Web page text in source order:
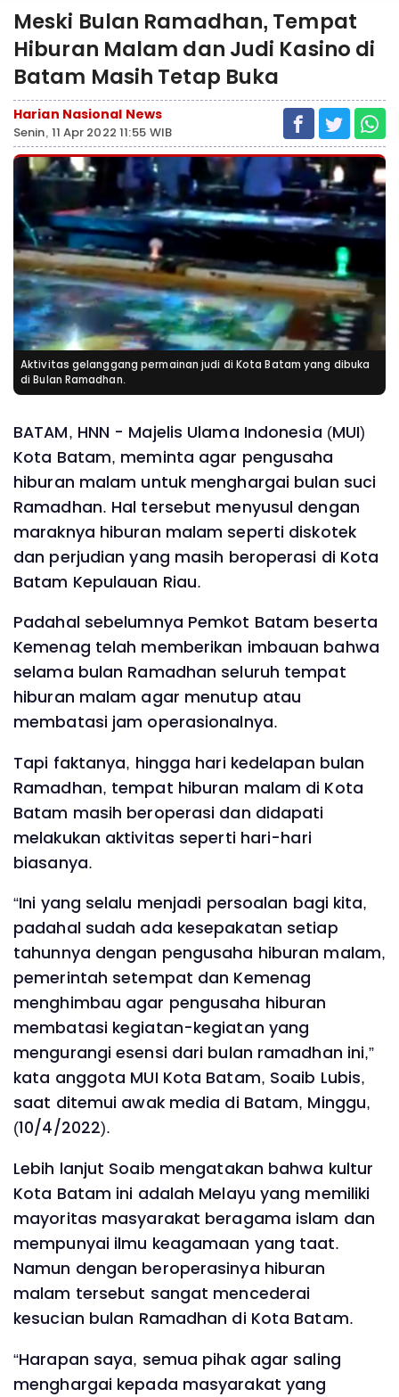
Meski Bulan Ramadhan, Tempat
Hiburan Malam dan Judi Kasino di
Batam Masih Tetap Buka
Harian Nasional News
Senin, 11 Apr 2022 11:55 WIB
Aktivitas gelanggang permainan judi di Kota Batam yang dibuka
di Bulan Ramadhan.
BATAM, HNN - Majelis Ulama Indonesia (MUI)
Kota Batam, meminta agar pengusaha
hiburan malam untuk menghargai bulan suci
Ramadhan. Hal tersebut menyusul dengan
maraknya hiburan malam seperti diskotek
dan perjudian yang masih beroperasi di Kota
Batam Kepulauan Riau.
Padahal sebelumnya Pemkot Batam beserta
Kemenag telah memberikan imbauan bahwa
selama bulan Ramadhan seluruh tempat
hiburan malam agar menutup atau
membatasi jam operasionalnya.
Tapi faktanya, hingga hari kedelapan bulan
Ramadhan, tempat hiburan malam di Kota
Batam masih beroperasi dan didapati
melakukan aktivitas seperti hari-hari
biasanya.
“Ini yang selalu menjadi persoalan bagi kita,
padahal sudah ada kesepakatan setiap
tahunnya dengan pengusaha hiburan malam,
pemerintah setempat dan Kemenag
menghimbau agar pengusaha hiburan
membatasi kegiatan-kegiatan yang
mengurangi esensi dari bulan ramadhan ini,”
kata anggota MUI Kota Batam, Soaib Lubis,
saat ditemui awak media di Batam, Minggu,
(10/4/2022).
Lebih lanjut Soaib mengatakan bahwa kultur
Kota Batam ini adalah Melayu yang memiliki
mayoritas masyarakat beragama islam dan
mempunyai ilmu keagamaan yang taat.
Namun dengan beroperasinya hiburan
malam tersebut sangat mencederai
kesucian bulan Ramadhan di Kota Batam.
“Harapan saya, semua pihak agar saling
menghargai kepada masyarakat yang